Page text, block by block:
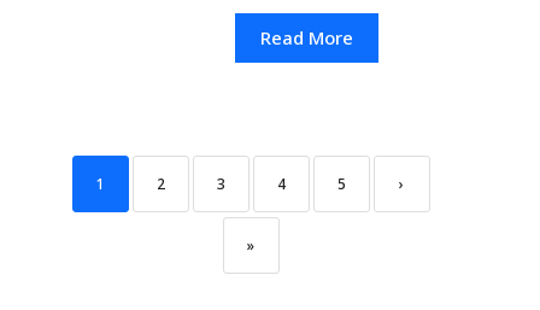
Read More
1 2 3 4 5 ›
»